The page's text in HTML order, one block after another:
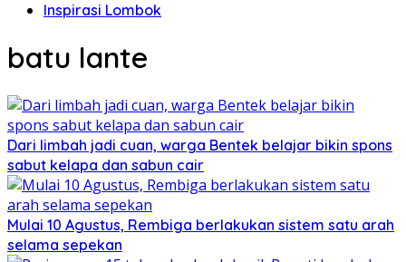
Inspirasi Lombok
batu lante
Dari limbah jadi cuan, warga Bentek belajar bikin spons
sabut kelapa dan sabun cair
Mulai 10 Agustus, Rembiga berlakukan sistem satu arah
selama sepekan